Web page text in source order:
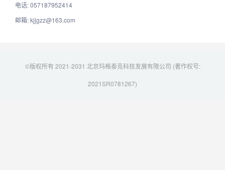
电话: 057187952414
邮箱: kjjgzz@163.com
©版权所有 2021-2031 北京玛格泰克科技发展有限公司 (著作权号:
2021SR0781267)